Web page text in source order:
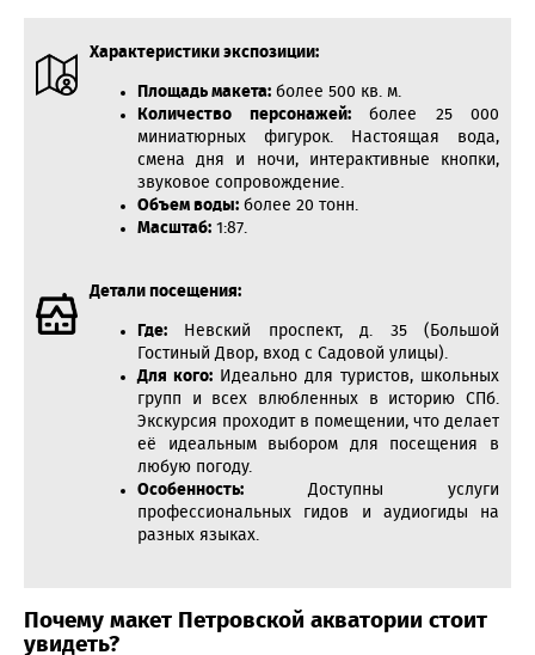
Характеристики экспозиции:
Площадь макета: более 500 кв. м.
Количество персонажей:более 25 000
миниатюрных фигурок. Настоящая вода,
смена дня и ночи, интерактивные кнопки,
звуковое сопровождение.
Объем воды: более 20 тонн.
Масштаб: 1:87.
Детали посещения:
Где: Невский проспект, д. 35 (Большой
Гостиный Двор, вход с Садовой улицы).
Для кого: Идеально для туристов, школьных
групп и всех влюбленных в историю СПб.
Экскурсия проходит в помещении, что делает
её идеальным выбором для посещения в
любую погоду.
Особенность: Доступны услуги
профессиональных гидов и аудиогиды на
разных языках.
Почему макет Петровской акватории стоит
увидеть?